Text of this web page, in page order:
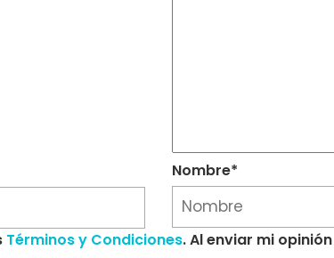
Nombre*
Términos y Condiciones. Al enviar mi